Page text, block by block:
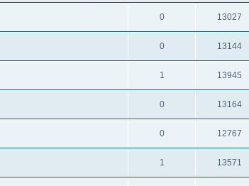
0 13027
0 13144
1 13945
0 13164
0 12767
1 13571